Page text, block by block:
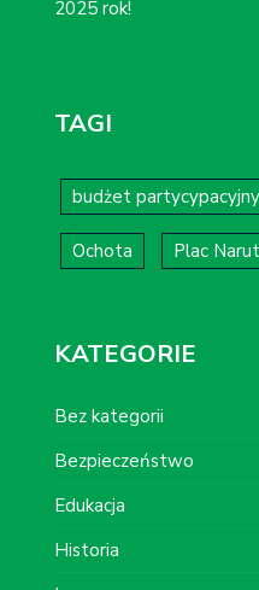
2025 rok!
TAGI
budżet partycypacyjny
Ochota Plac
KATEGORIE
Bez kategorii
Bezpieczeństwo
Edukacja
Historia